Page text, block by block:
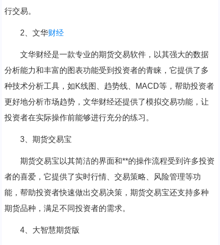
行交易。
2、文华财经
文华财经是一款专业的期货交易软件，以其强大的数据
分析能力和丰富的图表功能受到投资者的青睐，它提供了多
种技术分析工具，如K线图、趋势线、MACD等，帮助投资者
更好地分析市场趋势，文华财经还提供了模拟交易功能，让
投资者在实际操作前能够进行充分的练习。
3、期货交易宝
期货交易宝以其简洁的界面和**的操作流程受到许多投资
者的喜爱，它提供了实时行情、交易策略、风险管理等功
能，帮助投资者快速做出交易决策，期货交易宝还支持多种
期货品种，满足不同投资者的需求。
4、大智慧期货版